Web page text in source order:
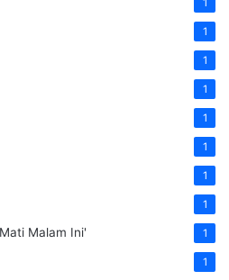
1
1
1
1
1
1
1
1
Malam Ini' 1
1